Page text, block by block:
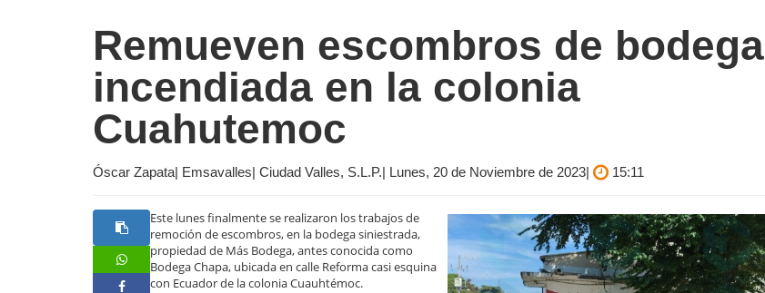
Remueven escombros de bodega
incendiada en la colonia
Cuahutemoc
Óscar Zapata| Emsavalles| Ciudad Valles, S.L.P.| Lunes, 20 de Noviembre de 2023| 15:11
Este lunes finalmente se realizaron los trabajos de
remoción de escombros, en la bodega siniestrada,
propiedad de Más Bodega, antes conocida como
Bodega Chapa, ubicada en calle Reforma casi esquina
con Ecuador de la colonia Cuauhtémoc.